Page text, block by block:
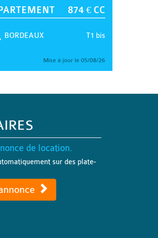
874 € CC
T1 bis
BORDEAUX
Mise à jour le 05/08/26
de location.
sur des plate-